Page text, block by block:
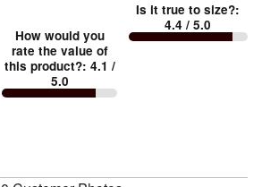
How would you
rate the value of
this product?: 4.1 /
5.0
small
and
Is it true to size?:
4.4 / 5.0